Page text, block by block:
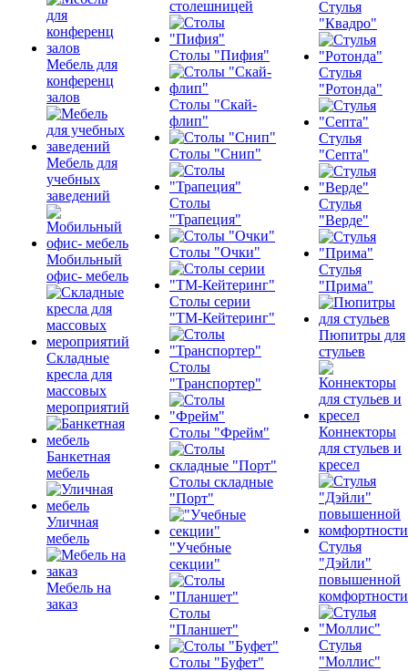
Мебель для
конференц
залов
Мебель для
учебных
заведений
Мобильный
офис- мебель
Складные
кресла для
массовых
мероприятий
Банкетная
мебель
Уличная
мебель
Мебель на
заказ
столешницей
Столы "Пифия"
Столы "Скай-
флип"
Столы "Снип"
Столы
"Трапеция"
Столы "Очки"
Столы серии
"ТМ-Кейтеринг"
Столы
"Транспортер"
Столы "Фрейм"
Столы складные
"Порт"
"Учебные
секции"
Столы
"Планшет"
Столы "Буфет"
Стулья
"Квадро"
Стулья
"Ротонда"
Стулья
"Септа"
Стулья
"Верде"
Стулья
"Прима"
Пюпитры для
стульев
Коннекторы
для стульев и
кресел
Стулья
"Дэйли"
повышенной
комфортности
Стулья
"Моллис"